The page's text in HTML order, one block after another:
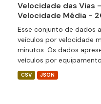
Velocidade das Vias
Velocidade Média -
Esse conjunto de dados
veículos por velocidade
minutos. Os dados
veículos por
CSV JSON